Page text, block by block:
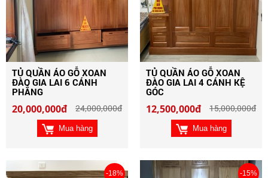
TỦ QUẦN ÁO GỖ XOAN
ĐÀO GIA LAI 6 CÁNH
PHẲNG
20,000,000đ 24,000,000đ
Mua hàng
TỦ QUẦN ÁO GỖ XOAN
ĐÀO GIA LAI 4 CÁNH KỆ
GÓC
12,500,000đ 15,000,000đ
Mua hàng
-18% -15%